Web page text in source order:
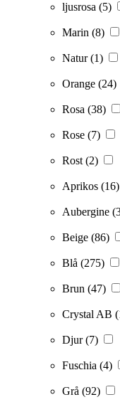
ljusrosa (5)
Marin (8)
Natur(1)
Orange (24)
Rosa (38)
Rose (7)
Rost (2)
Aprikos (16)
Aubergine
Beige (86)
Blå (275)
Brun (47)
Crystal AB
Djur(7)
Fuschia (4)
Grå (92)